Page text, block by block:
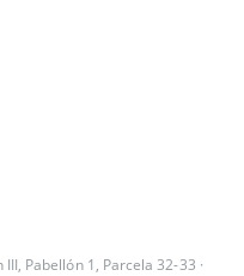
Pabellón 1, Parcela 32-33 ·